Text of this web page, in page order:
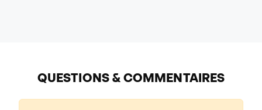
QUESTIONS & COMMENTAIRES